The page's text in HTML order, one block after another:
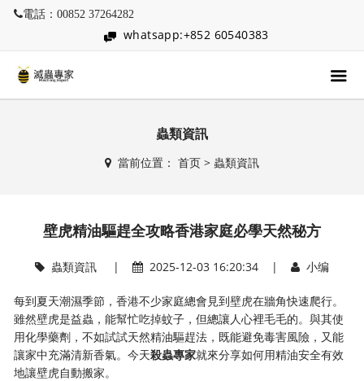
電話：00852 37264282
whatsapp:+852 60540383
蟲類資訊
當前位置： 首页> 蟲類資訊
壁虎精油驅趕全攻略香港家庭必學天然秘方
蟲類資訊| 2025-12-03 16:20:34 | 小编
每到夏天潮濕季節，香港不少家庭總會見到壁虎在牆角快速爬行。
雖然壁虎是益蟲，能幫忙吃掉蚊子，但總讓人心裡毛毛的。與其使
用化學藥劑，不如試試天然精油驅趕法，既能避免毒害風險，又能
讓家中充滿清新香氣。今天殺蟲專家就來分享如何用精油安全有效
地讓壁虎自動搬家。